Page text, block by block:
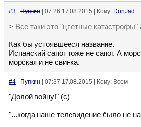
#3 Пупкин | 07:26 17.08.2015 | Кому: DonJad
> Все таки это "цветные катастрофы"
Как бы устоявшееся название.
Испанский сапог тоже не сапог. А
морская и не свинка.
#4 Пупкин | 07:37 17.08.2015 | Кому: Всем
"Долой войну!" (с)
"...когда наше телевидение было не